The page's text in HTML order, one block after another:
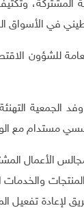
المشتركة،
في الأسواق
للشؤون
الجمعية
مستدام مع
الأعمال
والخدمات
لإعادة تفعيل